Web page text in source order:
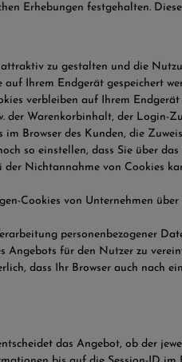
Erhebungen festgehalten.
zu gestalten und die
Ihrem Endgerät gespeichert
verbleiben auf Ihrem
der Warenkorbinhalt, der Login-
im Browser des Kunden, die
so einstellen, dass Sie über
der Nichtannahme von Cookies
Cookies von Unternehmen
personenbezogener
Angebots für den Nutzer zu
dass Ihr Browser auch nach
das Angebot, ob der